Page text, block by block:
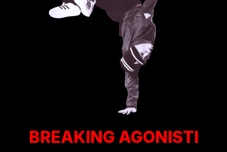
BREAKING AGONISTI